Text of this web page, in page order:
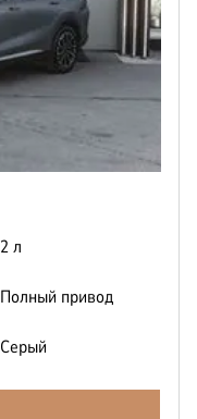
2 л
Полный привод
Серый